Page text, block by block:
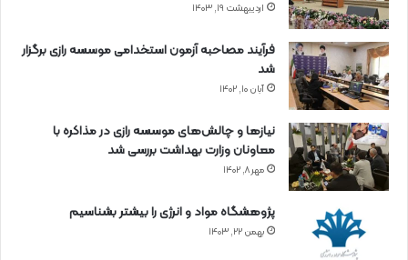
اردیبهشت ۱۹, ۱۴۰۳
فرآیند مصاحبه آزمون استخدامی موسسه رازی برگزار
شد
آبان ۱۰, ۱۴۰۲
نیازها و چالش‌های موسسه رازی در مذاکره با
معاونان وزارت بهداشت بررسی شد
مهر ۸, ۱۴۰۲
پژوهشگاه مواد و انرژی را بیشتر بشناسیم
بهمن ۲۲, ۱۴۰۳